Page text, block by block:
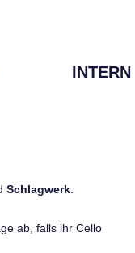
INTERN
Schlagwerk
ab, falls ihr Cello